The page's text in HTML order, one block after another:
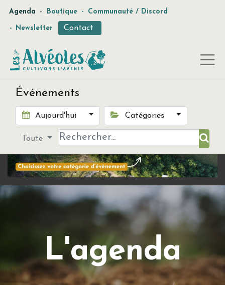
Agenda - Boutique - Communauté / Discord
- Newsletter Contact
Événements
Aujourd'hui Catégories
Toute
L'agenda